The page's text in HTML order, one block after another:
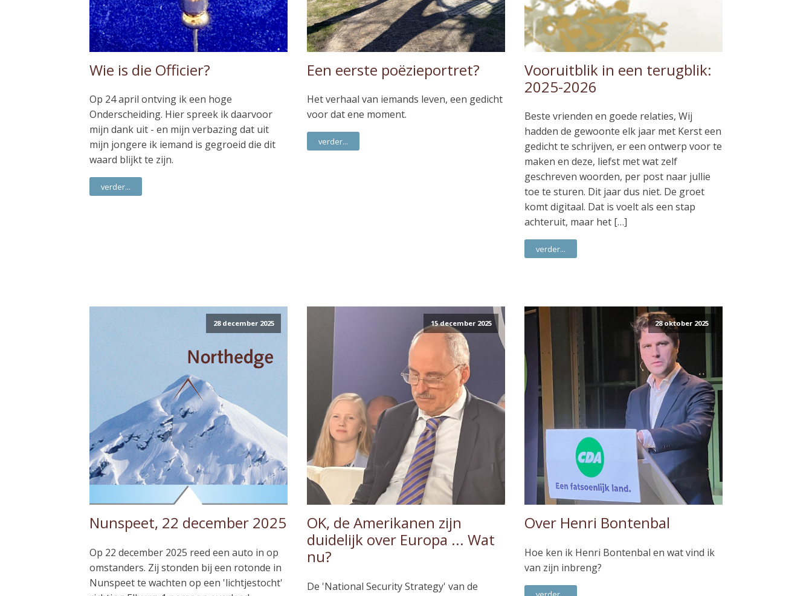
Wie is die Officier?
Op 24 april ontving ik een hoge
Onderscheiding. Hier spreek ik daarvoor
mijn dank uit - en mijn verbazing dat uit
mijn jongere ik iemand is gegroeid die dit
waard blijkt te zijn.
verder...
Een eerste poëzieportret?
Het verhaal van iemands leven, een gedicht
voor dat ene moment.
verder...
Vooruitblik in een terugblik:
2025-2026
Beste vrienden en goede relaties, Wij
hadden de gewoonte elk jaar met Kerst een
gedicht te schrijven, er een ontwerp voor te
maken en deze, liefst met wat zelf
geschreven woorden, per post naar jullie
toe te sturen. Dit jaar dus niet. De groet
komt digitaal. Dat is voelt als een stap
achteruit, maar het […]
verder...
28 december 2025
Nunspeet, 22 december 2025
Op 22 december 2025 reed een auto in op
omstanders. Zij stonden bij een rotonde in
Nunspeet te wachten op een 'lichtjestocht'
15 december 2025
OK, de Amerikanen zijn
duidelijk over Europa ... Wat
nu?
De 'National Security Strategy' van de
28 oktober 2025
Over Henri Bontenbal
Hoe ken ik Henri Bontenbal en wat vind ik
van zijn inbreng?